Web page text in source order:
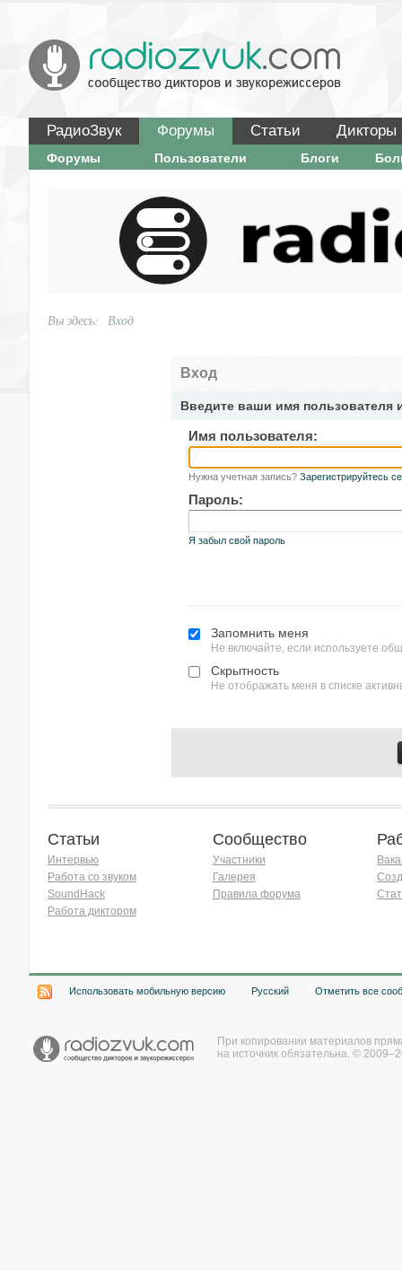
РадиоЗвук Форумы Статьи Дикторы
Форумы Пользователи Блоги
Вы здесь: Вход
Вход
Введите ваши имя пользователя
Имя пользователя:
Нужна учетная запись? Зарегистрируйтесь
Пароль:
Я забыл свой пароль
Запомнить меня
Не включайте, если используете
Скрытность
Не отображать меня в списке
Статьи
Интервью
Работа со звуком
SoundHack
Работа диктором
Сообщество
Участники
Галерея
Правила форума
Использовать мобильную версию Русский Отметить все
При копировании материалов
на источник обязательна. ©